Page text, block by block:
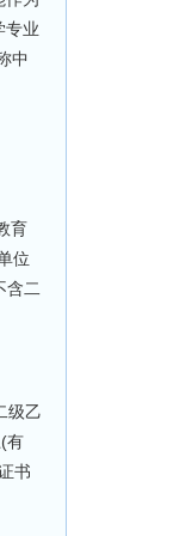
专业
中
育
位
含二
级乙
有
书